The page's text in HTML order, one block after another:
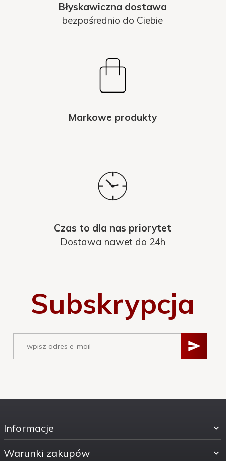
Błyskawiczna dostawa
bezpośrednio do Ciebie
Markowe produkty
Czas to dla nas priorytet
Dostawa nawet do 24h
Subskrypcja
Informacje
Warunki zakupów